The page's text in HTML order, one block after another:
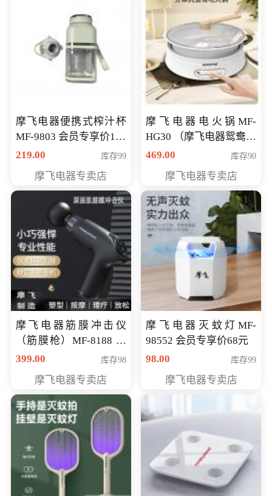
摩飞电器便携式榨汁杯
MF-9803 会员专享价138
元
219.00 库存99
摩飞电器专卖店
摩飞电器电火锅MF-
HG30 （摩飞电器鸳鸯锅
MF-HG30 ） 会员专享价
469.00 库存90
摩飞电器专卖店
摩飞电器筋膜冲击仪
（筋膜枪）MF-8188 会
员专享价268元
399.00 库存98
摩飞电器专卖店
摩飞电器灭蚊灯MF-
98552 会员专享价68元
98.00
库存99
摩飞电器专卖店